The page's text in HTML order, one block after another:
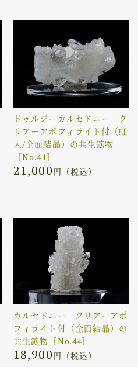
ドゥルジーカルセドニー ク
リアーアポフィライト付（虹
入/全面結晶）の共生鉱物
［No.41］
21,000円（税込）
カルセドニー クリアーアポ
フィライト付（全面結晶）の
共生鉱物［No.44］
18,900円（税込）